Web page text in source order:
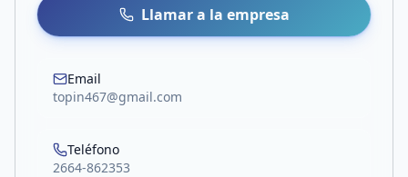
Llamar a la empresa
Email
topin467@gmail.com
Teléfono
2664-862353